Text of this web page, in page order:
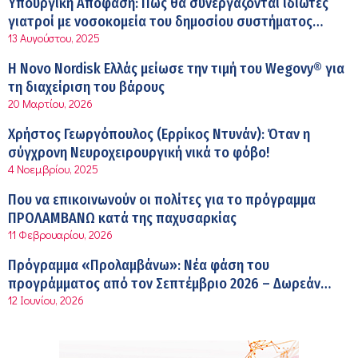
εφοδιαστικής αλυσίδας των φαρμάκων στη διάρκεια
του καλοκαιριού
12:08 μμ
Μιχάλης Τάτσης, Insurance & Healthcare Analyst,
διευθυντής Επιχειρηματικής Ανάπτυξης Ομίλου HHG
11:54 πμ
Kavita Patel: Ένα στα πέντε καινοτόμα φάρμακα φτάνει
τελικά στην Ελλάδα
9:21 πμ
Υπάρχει τελικά «δίαιτα θυρεοειδούς»; Τι λέει η
επιστήμη για τη διατροφή και τα συμπληρώματα
7:38 πμ
Πυρκαγιά στη Δυτική Αττική: Οι κίνδυνοι για τη δημόσια
υγεία
7:16 πμ
την Τεχνητή Νοημοσύνη και την Ογκολογία
γιατροί με νοσοκομεία του δημοσίου συστήματος
υγείας
13 Αυγούστου, 2025
Η Novo Nordisk Ελλάς μείωσε την τιμή του Wegovy® για
τη διαχείριση του βάρους
20 Μαρτίου, 2026
Χρήστος Γεωργόπουλος (Ερρίκος Ντυνάν): Όταν η
σύγχρονη Νευροχειρουργική νικά το φόβο!
4 Νοεμβρίου, 2025
Που να επικοινωνούν οι πολίτες για το πρόγραμμα
ΠΡΟΛΑΜΒΑΝΩ κατά της παχυσαρκίας
11 Φεβρουαρίου, 2026
Πρόγραμμα «Προλαμβάνω»: Νέα φάση του
προγράμματος από τον Σεπτέμβριο 2026 – Δωρεάν
προληπτικές εξετάσεις έως το 2030
12 Ιουνίου, 2026